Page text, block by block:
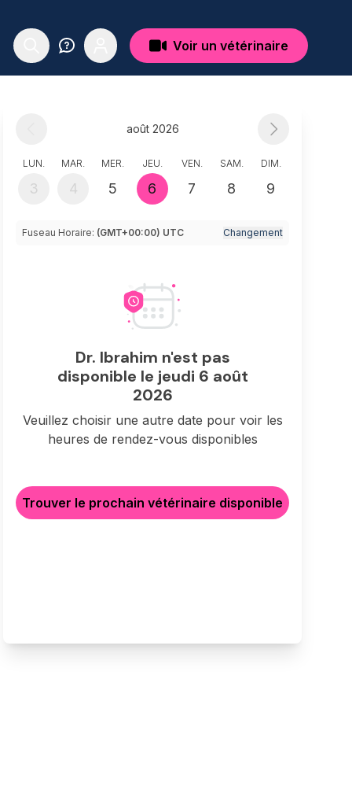
Voir un vétérinaire
août 2026
LUN.
3
MAR.
4
MER.
5
JEU.
6
VEN.
7
SAM.
8
DIM.
9
Fuseau Horaire: (GMT+00:00) UTC Changement
Dr. Ibrahim n'est pas
disponible le jeudi 6 août
2026
Veuillez choisir une autre date pour voir les
heures de rendez-vous disponibles
Trouver le prochain vétérinaire disponible